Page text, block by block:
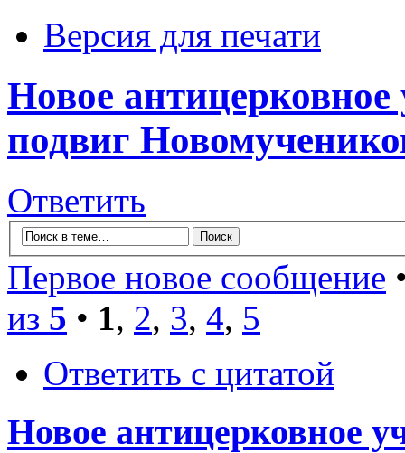
Версия для печати
Новое
подвиг
Ответить
Первое новое сообщение
из 5 • 1, 2, 3, 4, 5
Ответить с цитатой
Новое антицерковное